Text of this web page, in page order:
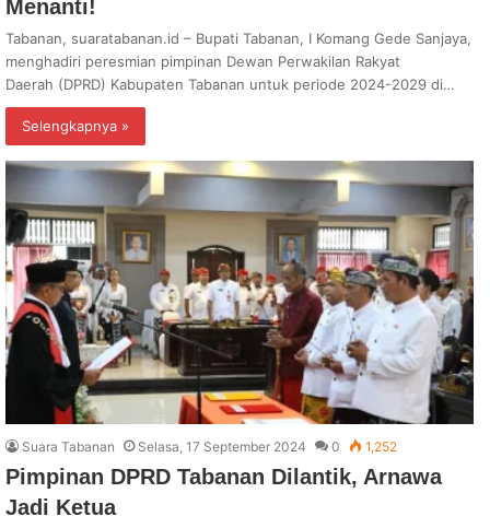
Menanti!
Tabanan, suaratabanan.id – Bupati Tabanan, I Komang Gede Sanjaya,
menghadiri peresmian pimpinan Dewan Perwakilan Rakyat
Daerah (DPRD) Kabupaten Tabanan untuk periode 2024-2029 di…
Selengkapnya »
Suara Tabanan Selasa, 17 September 2024 0 1,252
Pimpinan DPRD Tabanan Dilantik, Arnawa
Jadi Ketua